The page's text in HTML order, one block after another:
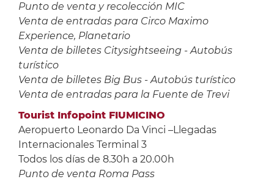
Punto de venta y recolección MIC
Venta de entradas para Circo Maximo
Experience, Planetario
Venta de billetes Citysightseeing - Autobús
turístico
Venta de billetes Big Bus - Autobús turístico
Venta de entradas para la Fuente de Trevi
Tourist Infopoint FIUMICINO
Aeropuerto Leonardo Da Vinci –Llegadas
Internacionales Terminal 3
Todos los días de 8.30h a 20.00h
Punto de venta Roma Pass